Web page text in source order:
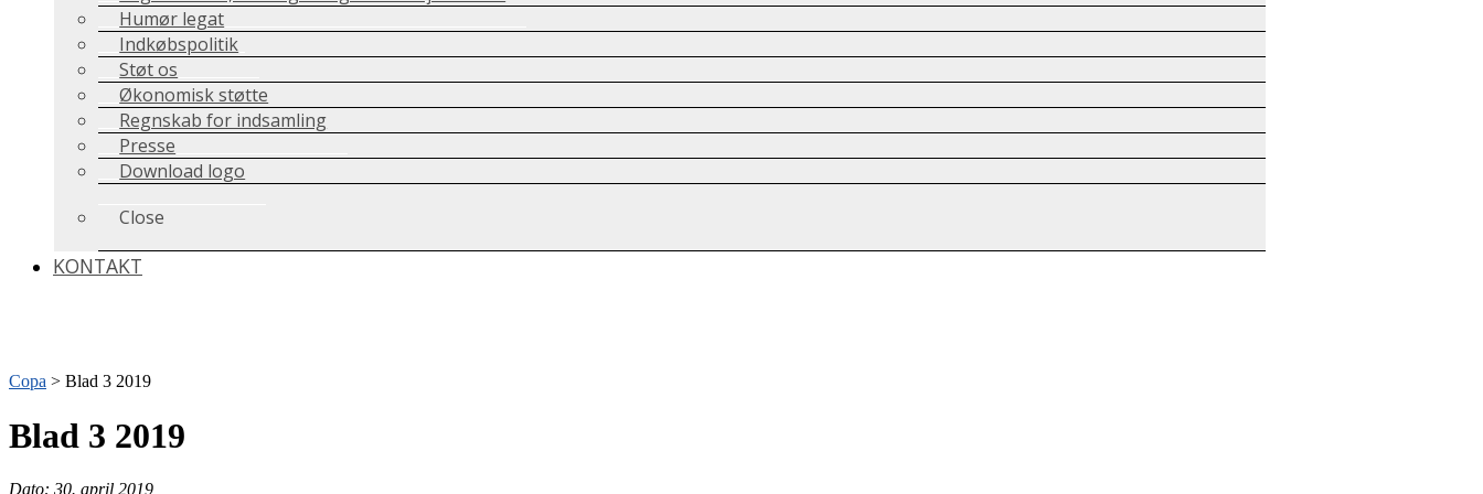
Humør legat
Indkøbspolitik
Støt os
Økonomisk støtte
Regnskab for indsamling
Presse
Download logo
Close
KONTAKT
Copa > Blad 3 2019
Blad 3 2019
Dato: 30. april 2019